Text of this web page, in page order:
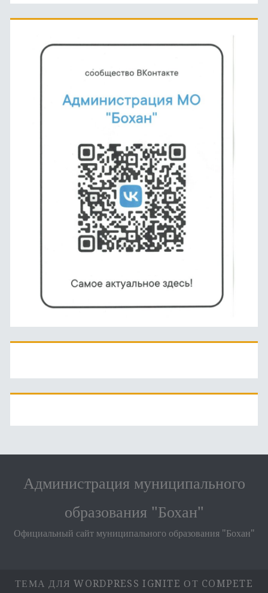
Администрация муниципального
образования "Бохан"
Официальный сайт муниципального образования "Бохан"
ТЕМА ДЛЯ WORDPRESS IGNITE ОТ COMPETE